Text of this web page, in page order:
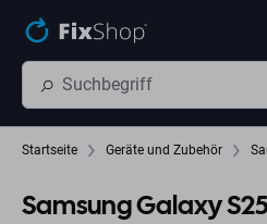
Startseite Geräte und Zubehör
Samsung Galaxy